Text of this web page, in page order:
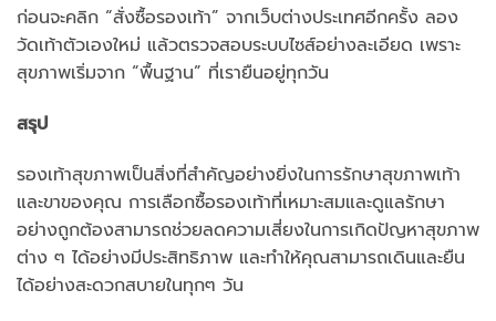
ก่อนจะคลิก “สั่งซื้อรองเท้า” จากเว็บต่างประเทศอีกครั้ง ลอง
วัดเท้าตัวเองใหม่ แล้วตรวจสอบระบบไซส์อย่างละเอียด เพราะ
สุขภาพเริ่มจาก “พื้นฐาน” ที่เรายืนอยู่ทุกวัน
สรุป
รองเท้าสุขภาพเป็นสิ่งที่สำคัญอย่างยิ่งในการรักษาสุขภาพเท้า
และขาของคุณ การเลือกซื้อรองเท้าที่เหมาะสมและดูแลรักษา
อย่างถูกต้องสามารถช่วยลดความเสี่ยงในการเกิดปัญหาสุขภาพ
ต่าง ๆ ได้อย่างมีประสิทธิภาพ และทำให้คุณสามารถเดินและยืน
ได้อย่างสะดวกสบายในทุกๆ วัน